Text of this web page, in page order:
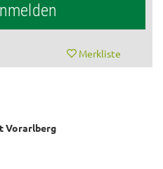
Merkliste
Vorarlberg